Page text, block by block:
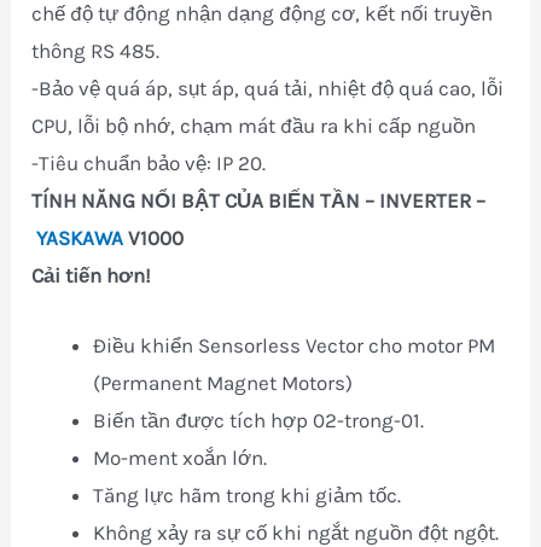
chế độ tự động nhận dạng động cơ, kết nối truyền
thông RS 485.
-Bảo vệ quá áp, sụt áp, quá tải, nhiệt độ quá cao, lỗi
CPU, lỗi bộ nhớ, chạm mát đầu ra khi cấp nguồn
-Tiêu chuẩn bảo vệ: IP 20.
TÍNH NĂNG NỔI BẬT CỦA BIẾN TẦN – INVERTER –
YASKAWA V1000
Cải tiến hơn!
Điều khiển Sensorless Vector cho motor PM
(Permanent Magnet Motors)
Biến tần được tích hợp 02-trong-01.
Mo-ment xoắn lớn.
Tăng lực hãm trong khi giảm tốc.
Không xảy ra sự cố khi ngắt nguồn đột ngột.